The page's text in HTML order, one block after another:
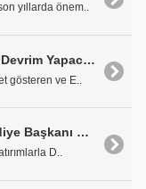
yıllarda önem..
'Solar Kiremit ile Çatılarda Devrim Yapacağız'
gösteren ve E..
Erzurum Büyükşehir Belediye Başkanı Mehmet Sekmen: 'Enerji ve Çevre Teknoloji Yatırımları Ekonomide Lokomotif Bir Güçtür'
D..